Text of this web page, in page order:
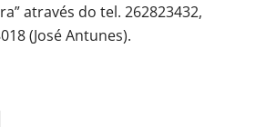
através do tel. 262823432,
(José Antunes).